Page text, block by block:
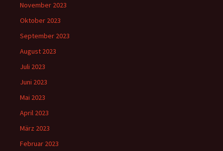
November 2023
Oktober 2023
September 2023
August 2023
Juli 2023
Juni 2023
Mai 2023
April 2023
März 2023
Februar 2023